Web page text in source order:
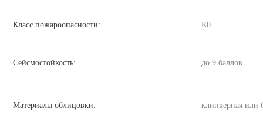
Класс пожароопасности: К0
Сейсмостойкость: до 9 баллов
Материалы облицовки: клинкерная или